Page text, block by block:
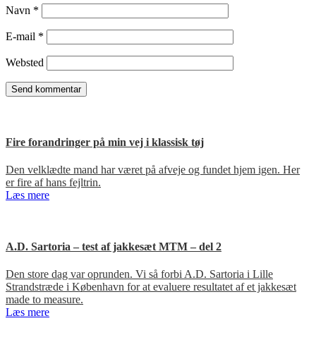
Navn *
E-mail *
Websted
Fire forandringer på min vej i klassisk tøj
Den velklædte mand har været på afveje og fundet hjem igen. Her
er fire af hans fejltrin.
Læs mere
A.D. Sartoria – test af jakkesæt MTM – del 2
Den store dag var oprunden. Vi så forbi A.D. Sartoria i Lille
Strandstræde i København for at evaluere resultatet af et jakkesæt
made to measure.
Læs mere